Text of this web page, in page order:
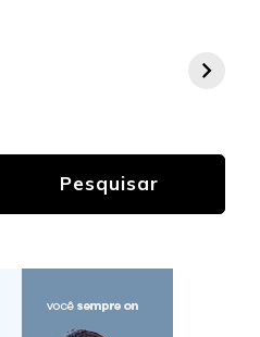
Pesquisar